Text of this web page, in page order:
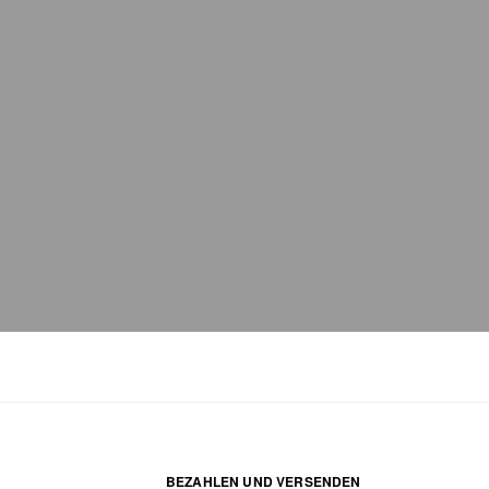
BEZAHLEN UND VERSENDEN